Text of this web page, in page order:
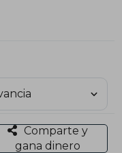
Comparte y
gana dinero